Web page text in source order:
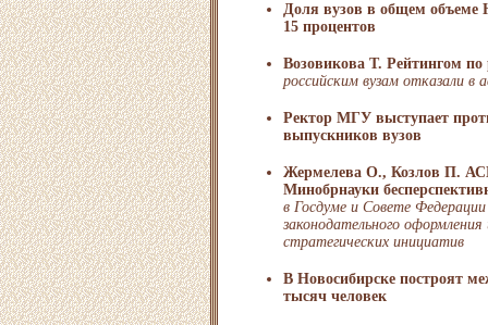
Доля вузов в общем
15 процентов
Возовикова Т. Рейтингом по
российским вузам отказали в
Ректор МГУ выступает
выпускников вузов
Жермелева О., Козлов П.
Минобрнауки
в Госдуме и Совете
законодательного
стратегических инициатив
В Новосибирске построят
тысяч человек